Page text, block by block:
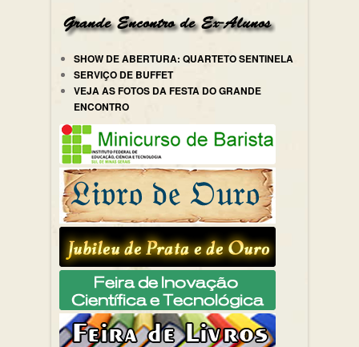
SHOW DE ABERTURA: QUARTETO SENTINELA
SERVIÇO DE BUFFET
VEJA AS FOTOS DA FESTA DO GRANDE
ENCONTRO